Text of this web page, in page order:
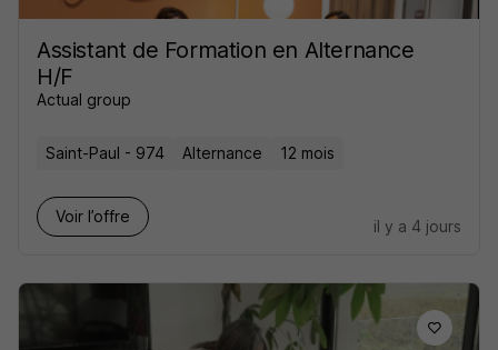
Assistant de Formation en Alternance
H/F
Actual group
Saint-Paul - 974 Alternance 12 mois
Voir l’offre
il y a 4 jours